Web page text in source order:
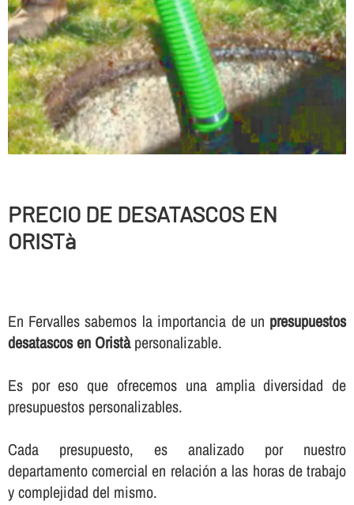
PRECIO DE DESATASCOS EN
ORISTà
En Fervalles sabemos la importancia de un presupuestos
desatascos en Oristàpersonalizable.
Es por eso que ofrecemos una amplia diversidad de
presupuestos personalizables.
Cada presupuesto, es analizado por nuestro
departamento comercial en relación a las horas de trabajo
y complejidad del mismo.